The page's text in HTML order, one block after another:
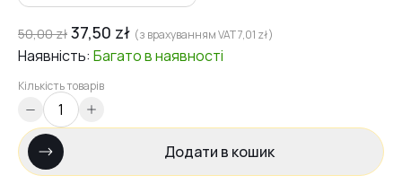
50,00zł 37,50 zł (з врахуванням VAT7,01 zł)
Наявність: Багатов наявності
Кількість товарів
Додати в кошик